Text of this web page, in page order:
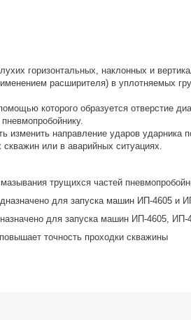
горизонтальных, наклонных и
расширителя) в уплотняемых
которого образуется отверстие
изменить направление ударов
или в аварийных ситуациях.
трущихся частей
для запуска машин ИП-4605 и
для запуска машин ИП-4605,
точность проходки скважины